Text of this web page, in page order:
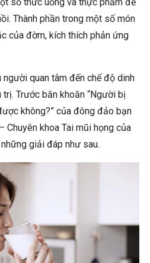
Thành phần trong một số món
của đờm, kích thích phản ứng
quan tâm đến chế độ dinh
Trước băn khoăn “Người bị
không?” của đông đảo bạn
Chuyên khoa Tai mũi họng của
giải đáp như sau.